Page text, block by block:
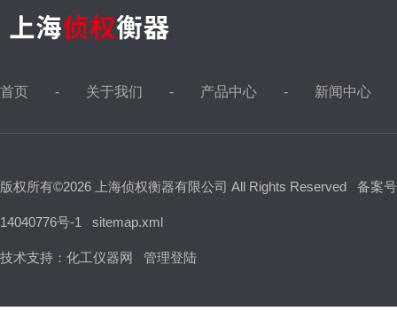
首页 关于我们 产品中心 新闻中心
版权所有©2026 上海侦权衡器有限公司 All Rights Reserved 备案
14040776号-1 sitemap.xml
技术支持： 化工仪器网 管理登陆